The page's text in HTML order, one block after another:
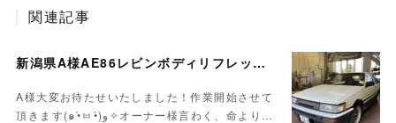
関連記事
新潟県A様AE86レビンボディリフレッシュ作業開始！！
A様大変お待たせいたしました！作業開始させて
頂きます(๑•̀ㅂ•́)و✧オーナー様言わく、命より…